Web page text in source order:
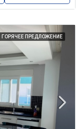
ГОРЯЧЕЕ ПРЕДЛОЖЕНИЕ